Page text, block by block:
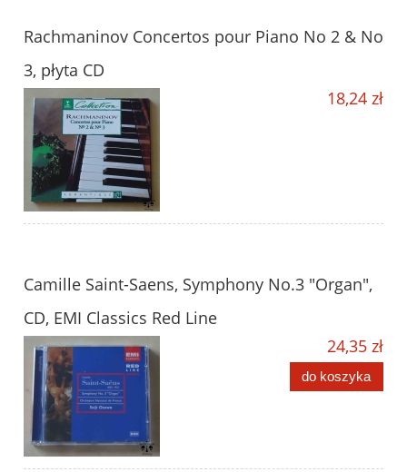
Rachmaninov Concertos pour Piano No 2 & No
3, płyta CD
18,24 zł
Camille Saint-Saens, Symphony No.3 "Organ",
CD, EMI Classics Red Line
24,35 zł
do koszyka